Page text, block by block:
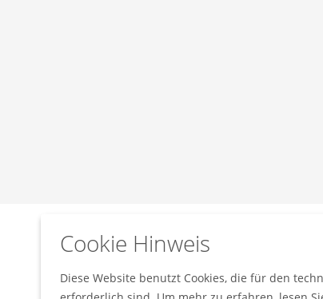
Cookie Hinweis
Diese Website benutzt Cookies, die für den